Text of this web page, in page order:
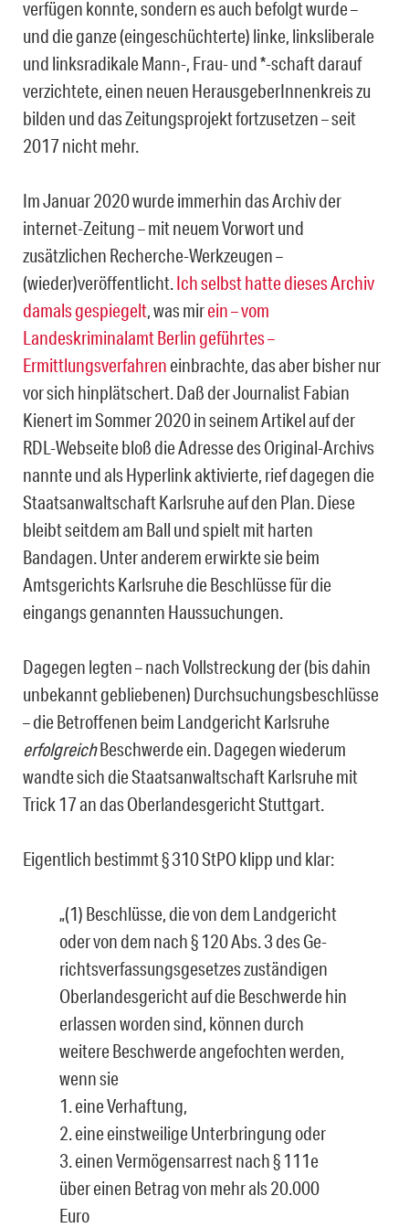
verfügen konn­te, sondern es auch befolgt wurde –
und die ganze (eingeschüchterte) linke, linkslibera­le
und linksradikale Mann-, Frau- und *-schaft darauf
verzichtete, einen neuen Heraus­geberInnenkreis zu
bilden und das Zeitungsprojekt fortzusetzen – seit
2017 nicht mehr.
Im Januar 2020 wurde immerhin das Archiv der
internet-Zeitung – mit neuem Vorwort und
zusätzlichen Recherche-Werkzeugen –
(wieder)veröffentlicht.Ich selbst hatte dieses Archiv
damals gespiegelt, was mirein – vom
Landeskriminalamt Berlin geführtes –
Ermittlungsverfahreneinbrachte, das aber bisher nur
vor sich hinplätschert. Daß der Journalist Fabian
Kienert im Sommer 2020 in seinem Artikel auf der
RDL-Webseite bloß die Adresse des Original-Archivs
nannte und als Hyperlink aktivierte, rief dagegen die
Staatsanwaltschaft Karlsruhe auf den Plan. Diese
bleibt seitdem am Ball und spielt mit harten
Bandagen. Unter ande­rem erwirkte sie beim
Amtsgerichts Karlsruhe die Beschlüsse für die
eingangs genann­ten Haussuchungen.
Dagegen legten – nach Vollstreckung der (bis dahin
unbekannt gebliebenen) Durchsu­chungsbeschlüsse
– die Betroffenen beim Landgericht Karlsruhe
erfolgreichBeschwer­de ein. Dagegen wiederum
wandte sich die Staatsanwaltschaft Karlsruhe mit
Trick 17 an das Oberlandesgericht Stuttgart.
Eigentlich bestimmt § 310 StPO klipp und klar:
„(1) Beschlüsse, die von dem Landgericht
oder von dem nach § 120 Abs. 3 des Ge­
richtsverfassungsgesetzes zuständigen
Oberlandesgericht auf die Beschwerde hin
erlassen worden sind, können durch
weitere Beschwerde angefochten werden,
wenn sie
1. eine Verhaftung,
2. eine einstweilige Unterbringung oder
3. einen Vermögensarrest nach § 111e
über einen Betrag von mehr als 20.000
Euro